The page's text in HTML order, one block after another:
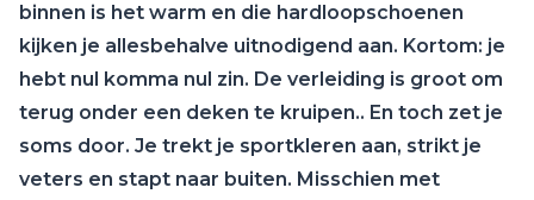
binnen is het warm en die hardloopschoenen
kijken je allesbehalve uitnodigend aan. Kortom: je
hebt nul komma nul zin. De verleiding is groot om
terug onder een deken te kruipen.. En toch zet je
soms door. Je trekt je sportkleren aan, strikt je
veters en stapt naar buiten. Misschien met